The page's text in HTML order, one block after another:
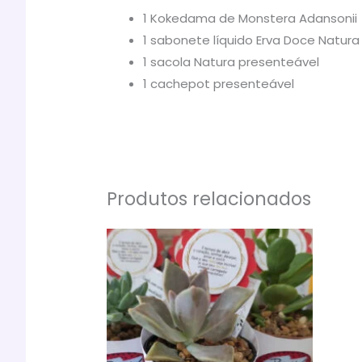
1 Kokedama de Monstera Adansonii
1 sabonete líquido Erva Doce Natura
1 sacola Natura presenteável
1 cachepot presenteável
Produtos relacionados